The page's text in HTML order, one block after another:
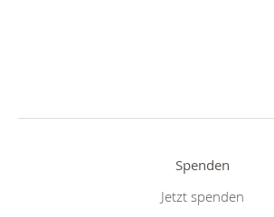
Spenden
Jetzt spenden